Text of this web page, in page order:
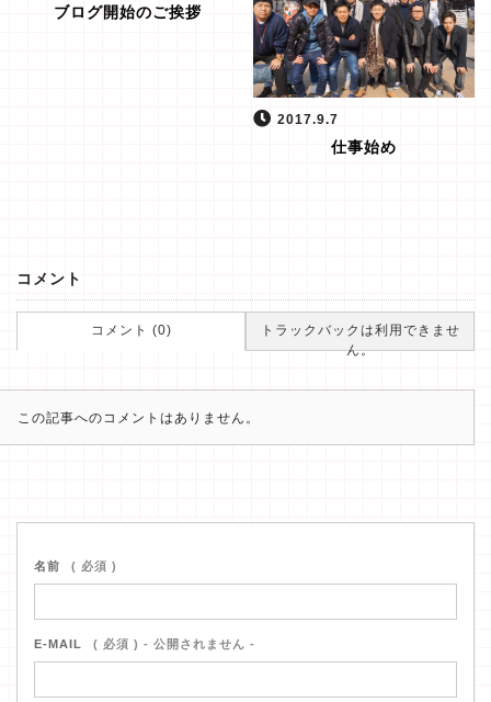
ブログ開始のご挨拶
2017.9.7
仕事始め
コメント
コメント (0)
トラックバックは利用できませ
ん。
この記事へのコメントはありません。
名前 ( 必須 )
E-MAIL ( 必須 ) - 公開されません -